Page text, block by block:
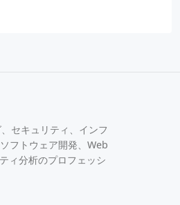
セキュリティ、インフ
フトウェア開発、Web
ィ分析のプロフェッシ